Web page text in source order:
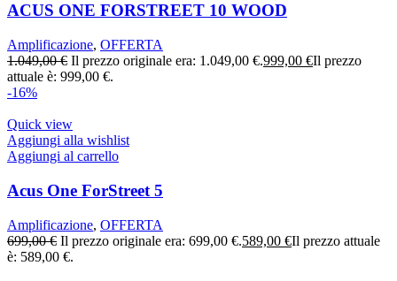
ACUS ONE FORSTREET 10 WOOD
Amplificazione, OFFERTA
1.049,00€ Il prezzo originale era: 1.049,00 €.999,00 €Il prezzo
attuale è: 999,00 €.
-16%
Quick view
Aggiungi alla wishlist
Aggiungi al carrello
Acus One ForStreet 5
Amplificazione, OFFERTA
699,00€ Il prezzo originale era: 699,00 €.589,00 €Il prezzo attuale
è: 589,00 €.